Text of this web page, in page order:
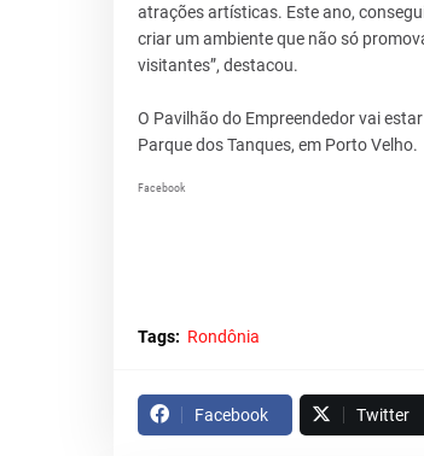
atrações artísticas. Este ano,
criar um ambiente que não só
visitantes”, destacou.
O Pavilhão do Empreendedor vai
Parque dos Tanques, em Porto Velho.
Facebook
Tags: Rondônia
Facebook Twitter